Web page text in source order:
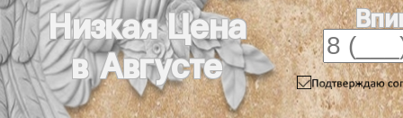
Низкая Цена
в Августе